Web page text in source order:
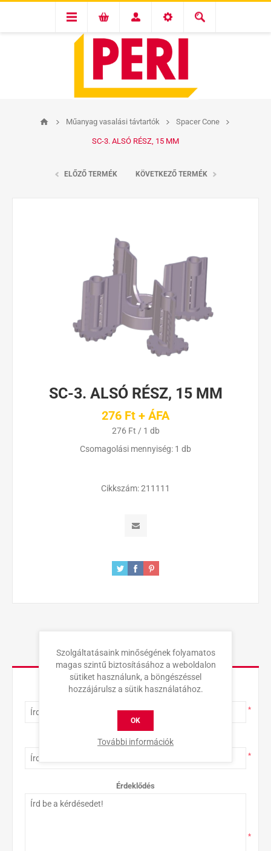
Műanyag vasalási távtartók Spacer Cone
SC-3. ALSÓ RÉSZ, 15 MM
ELŐZŐ TERMÉK KÖVETKEZŐ TERMÉK
SC-3. ALSÓ RÉSZ, 15 MM
276 Ft + ÁFA
276 Ft / 1 db
Csomagolási mennyiség: 1 db
Cikkszám:211111
KAPCSOLAT
Teljes név
*
E-mail-cím
*
Érdeklődés
*
Szolgáltatásaink minőségének folyamatos
magas szintű biztosításához a weboldalon
sütiket használunk, a böngészéssel
hozzájárulsz a sütik használatához.
OK
További információk